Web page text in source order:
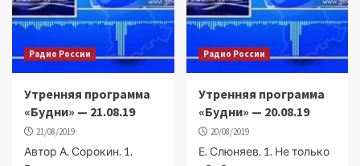
Радио России
Утренняя программа
«Будни» — 21.08.19
21/08/2019
Автор А. Сорокин. 1.
Радио России
Утренняя программа
«Будни» — 20.08.19
20/08/2019
Е. Слюняев. 1. Не только